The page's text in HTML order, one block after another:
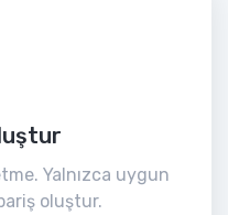
Yalnızca uygun
oluştur.